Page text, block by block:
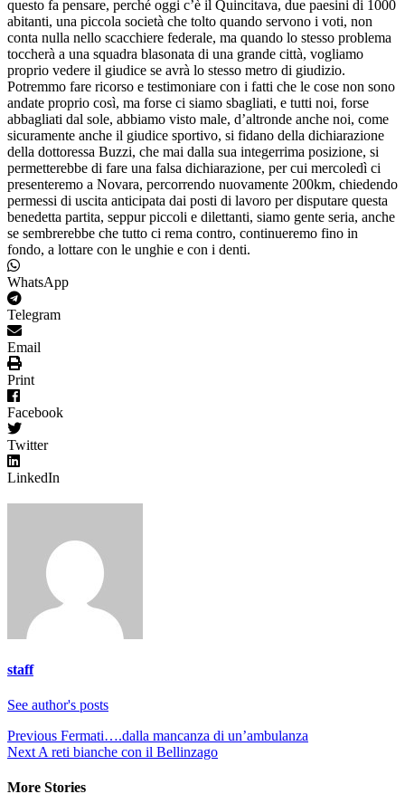
questo fa pensare, perché oggi c’è il Quincitava, due paesini di 1000
abitanti, una piccola società che tolto quando servono i voti, non
conta nulla nello scacchiere federale, ma quando lo stesso problema
toccherà a una squadra blasonata di una grande città, vogliamo
proprio vedere il giudice se avrà lo stesso metro di giudizio.
Potremmo fare ricorso e testimoniare con i fatti che le cose non sono
andate proprio così, ma forse ci siamo sbagliati, e tutti noi, forse
abbagliati dal sole, abbiamo visto male, d’altronde anche noi, come
sicuramente anche il giudice sportivo, si fidano della dichiarazione
della dottoressa Buzzi, che mai dalla sua integerrima posizione, si
permetterebbe di fare una falsa dichiarazione, per cui mercoledì ci
presenteremo a Novara, percorrendo nuovamente 200km, chiedendo
permessi di uscita anticipata dai posti di lavoro per disputare questa
benedetta partita, seppur piccoli e dilettanti, siamo gente seria, anche
se sembrerebbe che tutto ci rema contro, continueremo fino in
fondo, a lottare con le unghie e con i denti.
WhatsApp
Telegram
Email
Print
Facebook
Twitter
LinkedIn
staff
See author's posts
Continue
Reading
Previous Fermati….dalla mancanza di un’ambulanza
Next A reti bianche con il Bellinzago
More Stories